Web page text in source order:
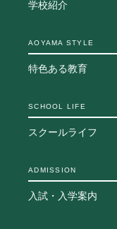
学校紹介
AOYAMA STYLE
特色ある教育
SCHOOL LIFE
スクールライフ
ADMISSION
入試・入学案内